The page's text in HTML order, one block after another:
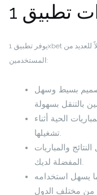
يوفر تطبيق 1xbet العديد من الميزات الفريدة التي تجعله خياراً مفضلاً للعديد من
المستخدمين:
بسيط وسهل
الحية أثناء
والمباريات
يسهل استخدامه